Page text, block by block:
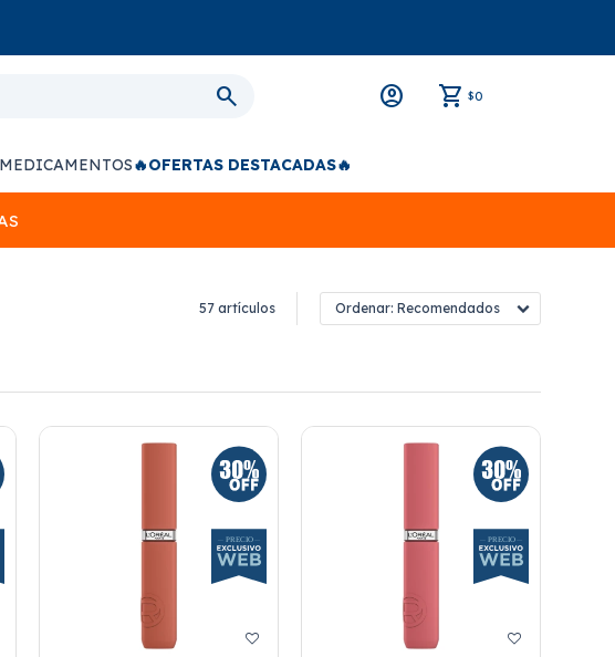
$0
MEDICAMENTOS🔥OFERTAS DESTACADAS🔥
57 artículos Recomendados